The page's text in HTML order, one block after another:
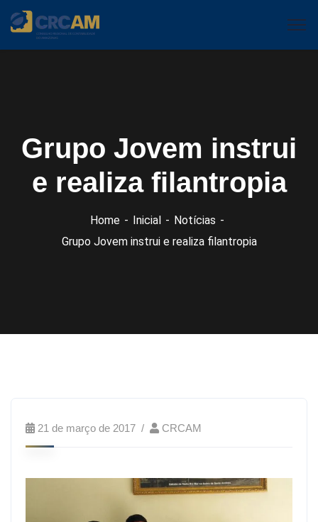
Grupo Jovem instrui
e realiza filantropia
Home Inicial
Notícias
Grupo Jovem instrui e realiza filantropia
21 de março de 2017 CRCAM